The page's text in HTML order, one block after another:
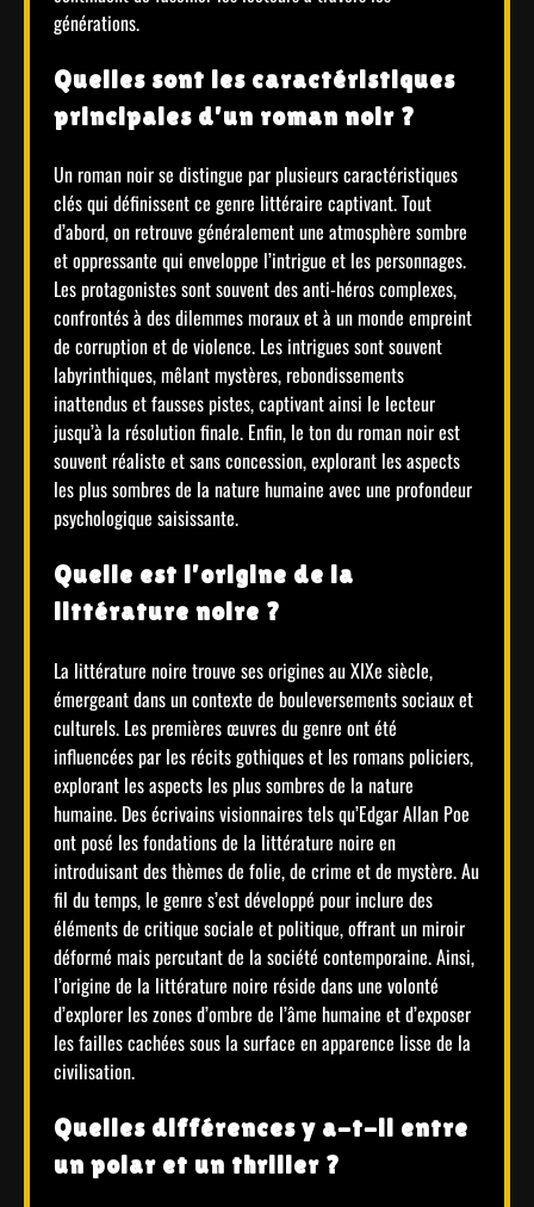
générations.
Quelles sont les caractéristiques
principales d’un roman noir ?
Un roman noir se distingue par plusieurs caractéristiques
clés qui définissent ce genre littéraire captivant. Tout
d’abord, on retrouve généralement une atmosphère sombre
et oppressante qui enveloppe l’intrigue et les personnages.
Les protagonistes sont souvent des anti-héros complexes,
confrontés à des dilemmes moraux et à un monde empreint
de corruption et de violence. Les intrigues sont souvent
labyrinthiques, mêlant mystères, rebondissements
inattendus et fausses pistes, captivant ainsi le lecteur
jusqu’à la résolution finale. Enfin, le ton du roman noir est
souvent réaliste et sans concession, explorant les aspects
les plus sombres de la nature humaine avec une profondeur
psychologique saisissante.
Quelle est l’origine de la
littérature noire ?
La littérature noire trouve ses origines au XIXe siècle,
émergeant dans un contexte de bouleversements sociaux et
culturels. Les premières œuvres du genre ont été
influencées par les récits gothiques et les romans policiers,
explorant les aspects les plus sombres de la nature
humaine. Des écrivains visionnaires tels qu’Edgar Allan Poe
ont posé les fondations de la littérature noire en
introduisant des thèmes de folie, de crime et de mystère. Au
fil du temps, le genre s’est développé pour inclure des
éléments de critique sociale et politique, offrant un miroir
déformé mais percutant de la société contemporaine. Ainsi,
l’origine de la littérature noire réside dans une volonté
d’explorer les zones d’ombre de l’âme humaine et d’exposer
les failles cachées sous la surface en apparence lisse de la
civilisation.
Quelles différences y a-t-il entre
un polar et un thriller ?